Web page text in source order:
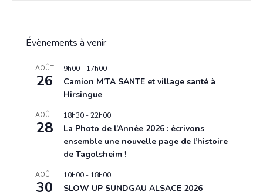
Évènements à venir
AOÛT
26
9h00 - 17h00
Camion M’TA SANTE et village santé à
Hirsingue
AOÛT
28
18h30 -22h00
La Photo de l’Année 2026 : écrivons
ensemble une nouvelle page de l’histoire
de Tagolsheim !
AOÛT
30
10h00 - 18h00
SLOW UP SUNDGAU ALSACE 2026